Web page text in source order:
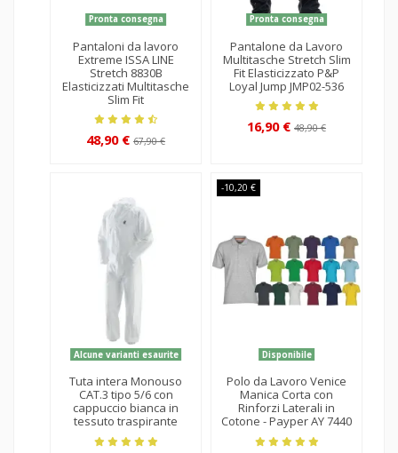
Pronta consegna
Pantaloni da lavoro
Worker Multitasche con
Triple Cuciture per tutte
le Stagioni - Payper AY
7323
27,90 € 40,90 €
Disponibile
Tuta intera Monouso
CAT.1 tipo con
cappuccio blu e bianco
in polipropilene
2,19 €
Pronta consegna
Pantalone da lavoro
Estivo Leggero 100%
cotone Summer ISSA -
8031
Pronta consegna
Guanti da lavoro in
Pelle Fiore dorso Crosta
Bovina
1,69 €